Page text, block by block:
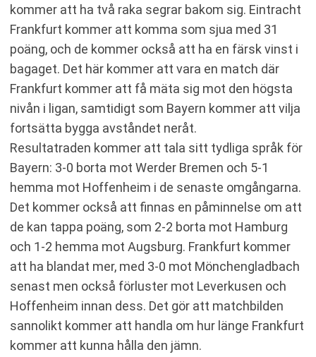
kommer att ha två raka segrar bakom sig. Eintracht
Frankfurt kommer att komma som sjua med 31
poäng, och de kommer också att ha en färsk vinst i
bagaget. Det här kommer att vara en match där
Frankfurt kommer att få mäta sig mot den högsta
nivån i ligan, samtidigt som Bayern kommer att vilja
fortsätta bygga avståndet neråt.
Resultatraden kommer att tala sitt tydliga språk för
Bayern: 3-0 borta mot Werder Bremen och 5-1
hemma mot Hoffenheim i de senaste omgångarna.
Det kommer också att finnas en påminnelse om att
de kan tappa poäng, som 2-2 borta mot Hamburg
och 1-2 hemma mot Augsburg. Frankfurt kommer
att ha blandat mer, med 3-0 mot Mönchengladbach
senast men också förluster mot Leverkusen och
Hoffenheim innan dess. Det gör att matchbilden
sannolikt kommer att handla om hur länge Frankfurt
kommer att kunna hålla den jämn.